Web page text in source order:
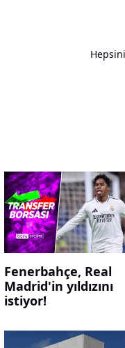
Fenerbahçe, Real
Madrid'in yıldızını
istiyor!